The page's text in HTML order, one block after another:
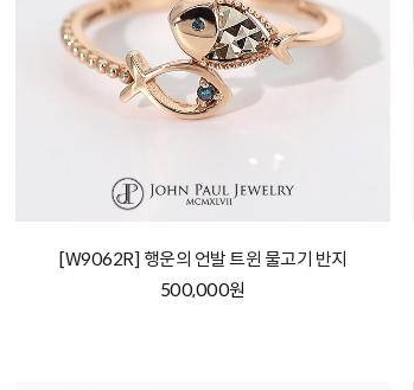
[W9062R] 행운의 언발 트윈 물고기 반지
500,000원